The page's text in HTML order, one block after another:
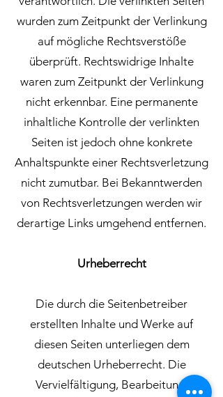
wurden zum Zeitpunkt der Verlinkung
auf mögliche Rechtsverstöße
überprüft. Rechtswidrige Inhalte
waren zum Zeitpunkt der Verlinkung
nicht erkennbar. Eine permanente
inhaltliche Kontrolle der verlinkten
Seiten ist jedoch ohne konkrete
Anhaltspunkte einer Rechtsverletzung
nicht zumutbar. Bei Bekanntwerden
von Rechtsverletzungen werden wir
derartige Links umgehend entfernen.
Urheberrecht
Die durch die Seitenbetreiber
erstellten Inhalte und Werke auf
diesen Seiten unterliegen dem
deutschen Urheberrecht. Die
Vervielfältigung, Bearbeitung,